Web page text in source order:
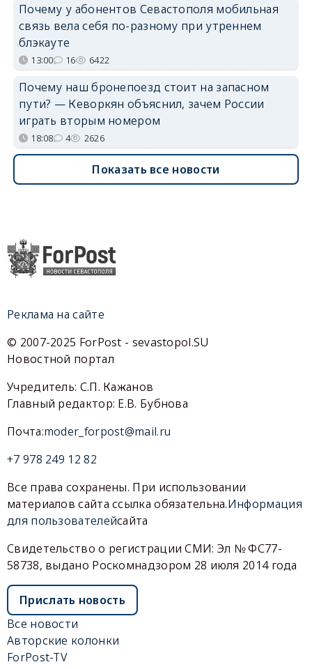
Почему у абонентов Севастополя мобильная
связь вела себя по-разному при утреннем
блэкауте
13:00 16 6422
Почему наш бронепоезд стоит на запасном
пути? — Кеворкян объяснил, зачем России
играть вторым номером
18:08 4 2626
Показать все новости
Реклама на сайте
© 2007-2025 ForPost - sevastopol.SU
Новостной портал
Учредитель: С.П. Кажанов
Главный редактор: Е.В. Бубнова
Почта:moder_forpost@mail.ru
+7 978 249 12 82
Все права сохранены. При использовании
материалов сайта ссылка обязательна.Информация
для пользователейсайта
Свидетельство о регистрации СМИ: Эл № ФС77-
58738, выдано Роскомнадзором 28 июля 2014 года
Прислать новость
Все новости
Авторские колонки
ForPost-TV